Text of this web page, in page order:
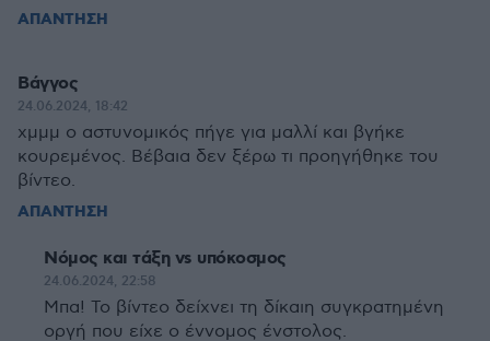
ΑΠΑΝΤΗΣΗ
Βάγγος
24.06.2024, 18:42
χμμμ ο αστυνομικός πήγε για μαλλί και βγήκε
κουρεμένος. Βέβαια δεν ξέρω τι προηγήθηκε του
βίντεο.
ΑΠΑΝΤΗΣΗ
Νόμος και τάξη vs υπόκοσμος
24.06.2024, 22:58
Μπα! Το βίντεο δείχνει τη δίκαιη συγκρατημένη
οργή που είχε o έννομος ένστολος.